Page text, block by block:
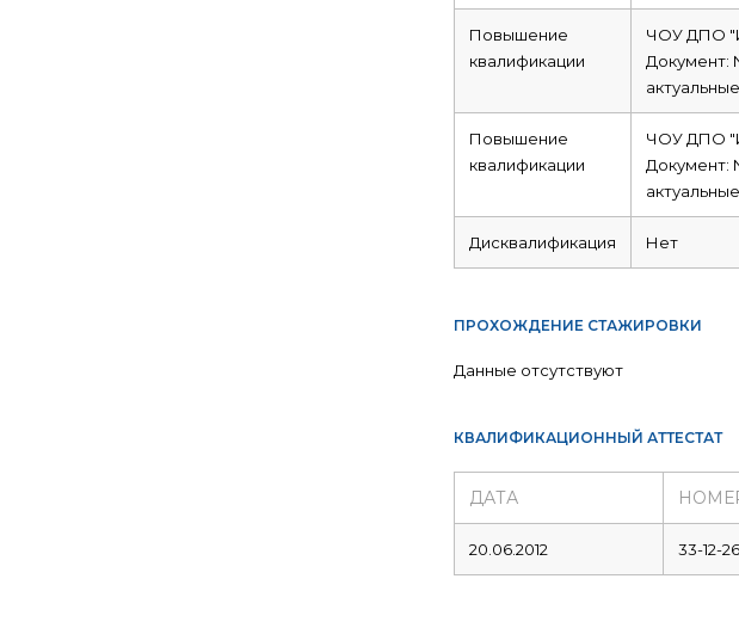
Повышение
квалификации
ЧОУ ДПО
Документ:
Повышение
квалификации
ЧОУ ДПО
Документ:
Дисквалификация Нет
ПРОХОЖДЕНИЕ СТАЖИРОВКИ
Данные отсутствуют
КВАЛИФИКАЦИОННЫЙ АТТЕСТАТ
ДАТА
20.06.2012 33-12-